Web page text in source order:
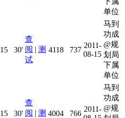
单位
15 30'
查
阅 | 测
试
4118 737
2011-
08-15
马到
功成
@规
划局
下属
单位
15 30'
查
阅 | 测 4004 766
2011-
马到
功成
@规